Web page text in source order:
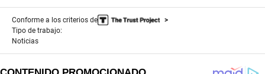
Conforme a los criterios de
Tipo de trabajo:
Noticias